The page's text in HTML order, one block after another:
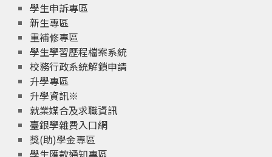
學生申訴專區
新生專區
重補修專區
學生學習歷程檔案系統
校務行政系統解鎖申請
升學專區
升學資訊※
就業媒合及求職資訊
臺銀學雜費入口網
獎(助)學金專區